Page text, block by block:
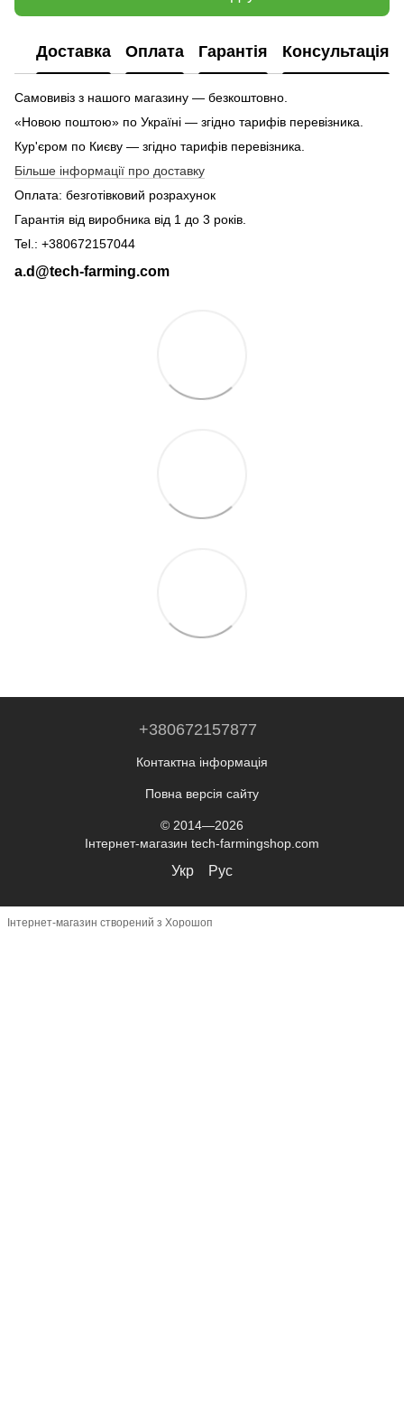
Доставка Оплата Гарантія Консультація
Самовивіз з нашого магазину — безкоштовно.
«Новою поштою» по Україні — згідно тарифів перевізника.
Кур'єром по Києву — згідно тарифів перевізника.
Більше інформації про доставку
Оплата: безготівковий розрахунок
Гарантія від виробника від 1 до 3 років.
Tel.: +380672157044
a.d@tech-farming.com
+380672157877
Контактна інформація
Повна версія сайту
© 2014—2026
Інтернет-магазин tech-farmingshop.com
Укр Рус
Інтернет-магазин створений з Хорошоп